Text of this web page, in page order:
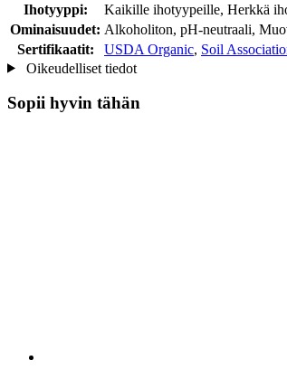
Ihotyyppi:
Kaikille ihotyypeille, Herkkä
Ominaisuudet: Alkoholiton, pH-neutraali,
Sertifikaatit:
USDA Organic, Soil
Oikeudelliset tiedot
Sopii hyvin tähän